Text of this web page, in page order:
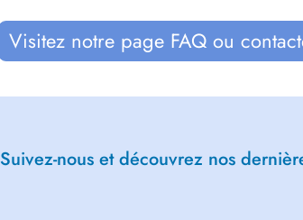
Visitez notre page FAQ ou
Suivez-nous et découvrez nos